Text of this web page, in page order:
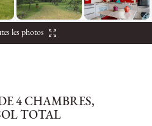
les photos
4 CHAMBRES,
TOTAL